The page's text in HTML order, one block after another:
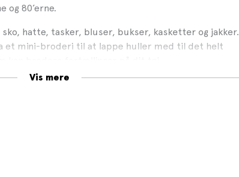
og 80’erne.
hatte, tasker, bluser, bukser, kasketter og jakker.
et mini-broderi til at lappe huller med til det helt
end 30 års professionel erfaring med broderi, og
Vis mere